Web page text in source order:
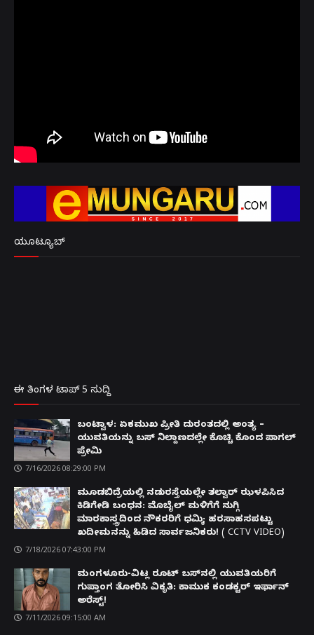
ಯೂಟ್ಯೂಬ್
ಈ ತಿಂಗಳ ಟಾಪ್ 5 ಸುದ್ದಿ
ಬಂಟ್ವಾಳ: ಏಕಮುಖ ಪ್ರೀತಿ ದುರಂತದಲ್ಲಿ ಅಂತ್ಯ –
ಯುವತಿಯನ್ನು ಬಸ್ ನಿಲ್ದಾಣದಲ್ಲೇ ಕೊಚ್ಚಿ ಕೊಂದ ಪಾಗಲ್
ಪ್ರೇಮಿ
7/16/2026 08:29:00 PM
ಮೂಡಬಿದ್ರೆಯಲ್ಲಿ ನಡುರಸ್ತೆಯಲ್ಲೇ ತಲ್ವಾರ್ ಝಳಪಿಸಿದ
ಕಿಡಿಗೇಡಿ ಬಂಧನ: ಮೊಬೈಲ್ ಮಳಿಗೆಗೆ ನುಗ್ಗಿ
ಮಾರಕಾಸ್ತ್ರದಿಂದ ನೌಕರರಿಗೆ ಧಮ್ಕಿ; ಹರಸಾಹಸಪಟ್ಟು
ಖದೀಮನನ್ನು ಹಿಡಿದ ಸಾರ್ವಜನಿಕರು! ( CCTV VIDEO)
7/18/2026 07:43:00 PM
ಮಂಗಳೂರು-ವಿಟ್ಲ ರೂಟ್ ಬಸ್‌ನಲ್ಲಿ ಯುವತಿಯರಿಗೆ
ಗುಪ್ತಾಂಗ ತೋರಿಸಿ ವಿಕೃತಿ: ಕಾಮುಕ ಕಂಡಕ್ಟರ್ ಇರ್ಫಾನ್
ಅರೆಸ್ಟ್!
7/11/2026 09:15:00 AM